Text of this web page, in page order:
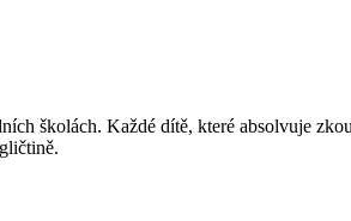
školách. Každé dítě, které absolvuje